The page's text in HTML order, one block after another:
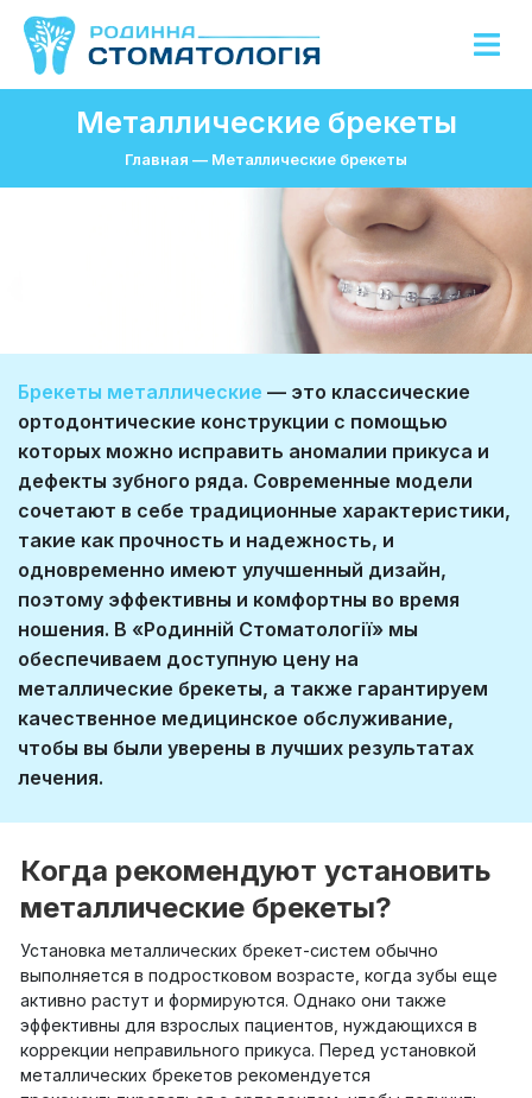
Металлические брекеты
Главная — Металлические брекеты
Брекеты металлические — это классические
ортодонтические конструкции с помощью
которых можно исправить аномалии прикуса и
дефекты зубного ряда. Современные модели
сочетают в себе традиционные характеристики,
такие как прочность и надежность, и
одновременно имеют улучшенный дизайн,
поэтому эффективны и комфортны во время
ношения. В «Родинній Стоматології» мы
обеспечиваем доступную цену на
металлические брекеты, а также гарантируем
качественное медицинское обслуживание,
чтобы вы были уверены в лучших результатах
лечения.
Когда рекомендуют установить
металлические брекеты?
Установка металлических брекет-систем обычно
выполняется в подростковом возрасте, когда зубы еще
активно растут и формируются. Однако они также
эффективны для взрослых пациентов, нуждающихся в
коррекции неправильного прикуса. Перед установкой
металлических брекетов рекомендуется